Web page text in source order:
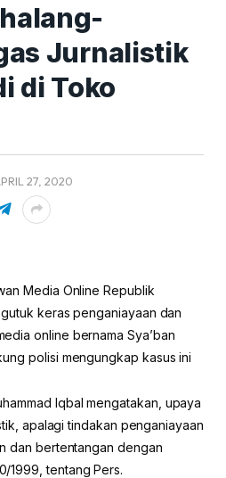
Jurnalistik
di Toko
27, 2020
Media Online Republik
keras penganiayaan dan
online bernama Sya’ban
polisi mengungkap kasus ini
Iqbal mengatakan, upaya
apalagi tindakan penganiayaan
dan bertentangan dengan
1999, tentang Pers.